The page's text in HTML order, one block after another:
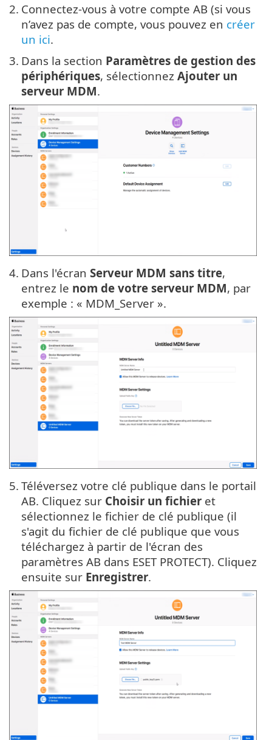
2. Connectez-vous à votre compte AB (si vous
n’avez pas de compte, vous pouvez en créer
un ici.
3. Dans la section Paramètres de gestion des
périphériques, sélectionnez Ajouter un
serveur MDM.
4. Dans l'écran Serveur MDM sans titre,
entrez le nom de votre serveur MDM, par
exemple : « MDM_Server ».
5. Téléversez votre clé publique dans le portail
AB. Cliquez sur Choisir un fichier et
sélectionnez le fichier de clé publique (il
s'agit du fichier de clé publique que vous
téléchargez à partir de l'écran des
paramètres AB dans ESET PROTECT). Cliquez
ensuite sur Enregistrer.